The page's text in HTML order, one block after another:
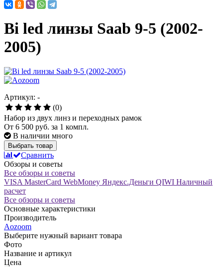
Bi led линзы Saab 9-5 (2002-
2005)
Артикул: -
(0)
Набор из двух линз и переходных рамок
От 6 500 руб. за 1 компл.
В наличии много
Выбрать товар
Сравнить
Обзоры и советы
Все обзоры и советы
VISA MasterCard WebMoney Яндекс.Деньги QIWI Наличный
расчет
Все обзоры и советы
Основные характеристики
Производитель
Aozoom
Выберите нужный вариант товара
Фото
Название и артикул
Цена